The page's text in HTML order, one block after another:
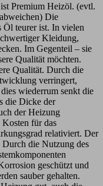
Premium Heizöl. (evtl.
Die
Öl teurer ist. In vielen
Kleidung,
Im Gegenteil – sie
Qualität möchten.
Qualität. Durch die
verringert,
wiederrum senkt die
die Dicke der
der Heizung
für das
relativiert. Der
die Nutzung des
geschützt und
sauber gehalten.